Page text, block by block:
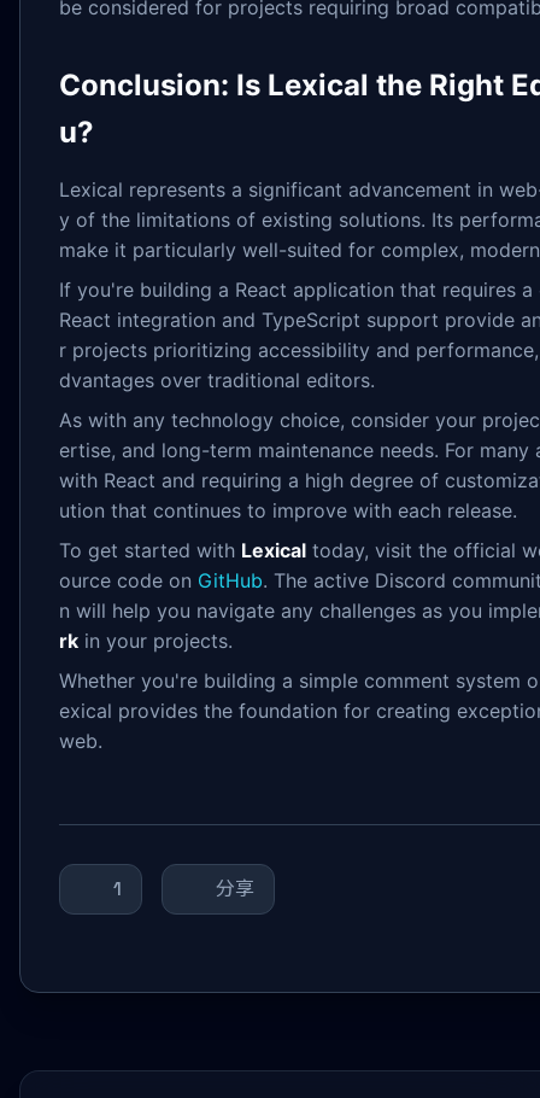
be considered for projects requiring broad
Conclusion: Is Lexical the Right
u?
Lexical represents a significant advancement in
y of the limitations of existing solutions. Its
make it particularly well-suited for complex,
If you're building a React application that requires
React integration and TypeScript support provide
r projects prioritizing accessibility and
dvantages over traditional editors.
As with any technology choice, consider your
ertise, and long-term maintenance needs. For
with React and requiring a high degree of
ution that continues to improve with each release.
To get started with Lexical today, visit the official
ource code on GitHub. The active Discord
n will help you navigate any challenges as you
rk in your projects.
Whether you're building a simple comment system
exical provides the foundation for creating
web.
1 分享